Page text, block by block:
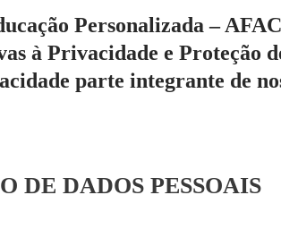
Personalizada –
à Privacidade e Proteção
parte integrante de
DE DADOS PESSOAIS